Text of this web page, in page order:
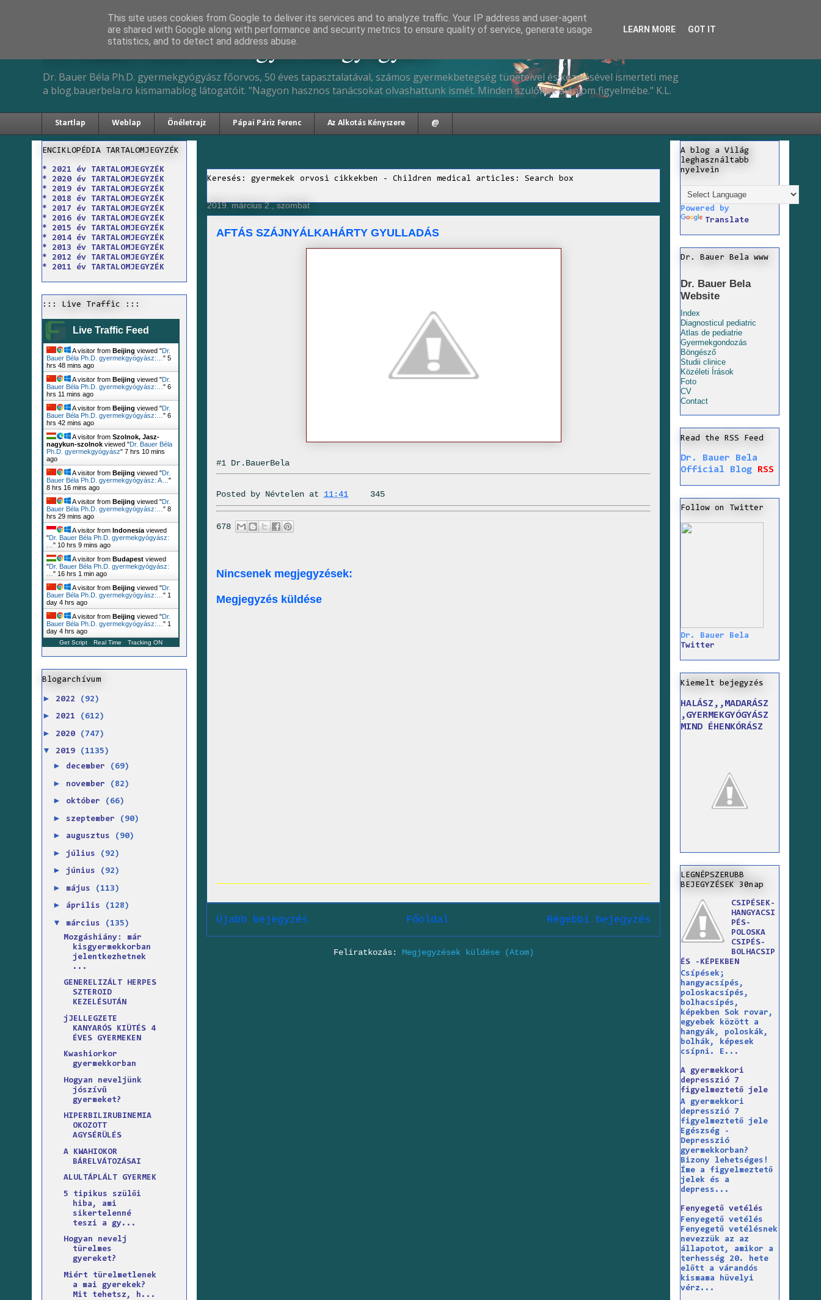
Dr. Bauer Béla Ph.D. gyermekgyógyász
Dr. Bauer Béla Ph.D. gyermekgyógyász főorvos, 50 éves tapasztalatával, számos gyermekbetegség tüneteivel és kezelésével ismerteti meg
a blog.bauerbela.ro kismamablog látogatóit. "Nagyon hasznos tanácsokat olvashattunk ismét. Minden szülőnek ajánlom figyelmébe." K.L.
Startlap Weblap Önéletrajz Pápai Páriz Ferenc Az Alkotás Kényszere @
Keresés: gyermekek orvosi cikkekben - Children medical articles: Search box
2019. március 2., szombat
AFTÁS SZÁJNYÁLKAHÁRTY GYULLADÁS
#1 Dr.BauerBela
Posted by Névtelen at 11:41 345
678
Nincsenek megjegyzések:
Megjegyzés küldése
Újabb bejegyzés Régebbi bejegyzés
Főoldal
Feliratkozás: Megjegyzések küldése (Atom)
ENCIKLOPÉDIA TARTALOMJEGYZÉK
* 2021 év TARTALOMJEGYZÉK
* 2020 év TARTALOMJEGYZÉK
* 2019 év TARTALOMJEGYZÉK
* 2018 év TARTALOMJEGYZÉK
* 2017 év TARTALOMJEGYZÉK
* 2016 év TARTALOMJEGYZÉK
* 2015 év TARTALOMJEGYZÉK
* 2014 év TARTALOMJEGYZÉK
* 2013 év TARTALOMJEGYZÉK
* 2012 év TARTALOMJEGYZÉK
* 2011 év TARTALOMJEGYZÉK
::: Live Traffic :::
Live Traffic Feed
A visitor from Beijing viewed "Dr.
Bauer Béla Ph.D. gyermekgyógyász:… " 5
hrs 48 mins ago
A visitor from Beijing viewed "Dr.
Bauer Béla Ph.D. gyermekgyógyász:… " 6
hrs 11 mins ago
A visitor from Beijing viewed "Dr.
Bauer Béla Ph.D. gyermekgyógyász:… " 6
hrs 42 mins ago
A visitor from Szolnok, Jasz-
nagykun-szolnok viewed "Dr. Bauer Béla
Ph.D. gyermekgyógyász" 7 hrs 10 mins
ago
A visitor from Beijing viewed "Dr.
Bauer Béla Ph.D. gyermekgyógyász: A… "
8 hrs 16 mins ago
A visitor from Beijing viewed "Dr.
Bauer Béla Ph.D. gyermekgyógyász:… " 8
hrs 29 mins ago
A visitor from Indonesia viewed
"Dr. Bauer Béla Ph.D. gyermekgyógyász:
" 10 hrs 9 mins ago
A visitor from Budapest viewed
"Dr. Bauer Béla Ph.D. gyermekgyógyász:
" 16 hrs 1 min ago
A visitor from Beijing viewed "Dr.
Bauer Béla Ph.D. gyermekgyógyász:… " 1
day 4 hrs ago
A visitor from Beijing viewed "Dr.
Bauer Béla Ph.D. gyermekgyógyász:… " 1
day 4 hrs ago
Get Script Real Time Tracking ON
Blogarchívum
► 2022 (92)
► 2021 (612)
► 2020 (747)
▼ 2019 (1135)
► december (69)
► november (82)
► október (66)
► szeptember (90)
► augusztus (90)
► július (92)
► június (92)
► május (113)
► április (128)
▼ március
(135)
Mozgáshiány: már
kisgyermekkorban
jelentkezhetnek
...
GENERELIZÁLT HERPES
SZTEROID
KEZELÉSUTÁN
jJELLEGZETE
KANYARÓS KIÜTÉS 4
ÉVES GYERMEKEN
Kwashiorkor
gyermekkorban
Hogyan neveljünk
jószívű
gyermeket?
HIPERBILIRUBINEMIA
OKOZOTT
AGYSÉRÜLÉS
A KWAHIOKOR
BÁRELVÁTOZÁSAI
ALULTÁPLÁLT GYERMEK
5 tipikus szülői
hiba, ami
sikertelenné
teszi a gy...
Hogyan nevelj
türelmes
gyereket?
Miért türelmetlenek
a mai gyerekek?
Mit tehetsz, h...
A blog a Világ
leghasználtabb
nyelvein
Powered by
Translate
Dr. Bauer Bela www
Dr. Bauer Bela
Website
Index
Diagnosticul pediatric
Atlas de pediatrie
Gyermekgondozás
Böngésző
Studii clinice
Közéleti Írások
Foto
CV
Contact
Read the RSS Feed
Dr. Bauer Bela
Official Blog
RSS
Follow on Twitter
Dr. Bauer Bela
Twitter
Kiemelt bejegyzés
HALÁSZ,,MADARÁSZ
,GYERMEKGYÓGYÁSZ
MIND ÉHENKÓRÁSZ
LEGNÉPSZERUBB
BEJEGYZÉSEK 30nap
CSIPÉSEK-
HANGYACSI
PÉS-
POLOSKA
CSIPÉS-
BOLHACSIP
ÉS -KÉPEKBEN
Csípések;
hangyacsípés,
poloskacsípés,
bolhacsípés,
képekben Sok rovar,
egyebek között a
hangyák, poloskák,
bolhák, képesek
csípni. E...
A gyermekkori
depresszió 7
figyelmeztető jele
A gyermekkori
depresszió 7
figyelmeztető jele
Egészség -
Depresszió
gyermekkorban?
Bizony lehetséges!
Íme a figyelmeztető
jelek és a
depress...
Fenyegető vetélés
Fenyegető vetélés
Fenyegető vetélésnek
nevezzük az az
állapotot, amikor a
terhesség 20. hete
előtt a várandós
kismama hüvelyi
vérz...
This site uses cookies from Google to deliver its services and to analyze traffic. Your IP address and user-agent
are shared with Google along with performance and security metrics to ensure quality of service, generate usage
statistics, and to detect and address abuse.
LEARN MORE GOT IT